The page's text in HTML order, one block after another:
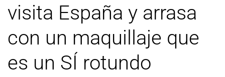
visita España y arrasa
con un maquillaje que
es un SÍ rotundo